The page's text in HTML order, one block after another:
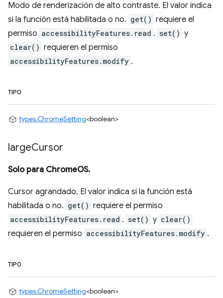
Modo de renderización de alto contraste. El valor indica
si la función está habilitada o no. get() requiere el
permiso accessibilityFeatures.read . set() y
clear() requieren el permiso
accessibilityFeatures.modify .
TIPO
types.ChromeSetting<boolean>
largeCursor
Solo para ChromeOS.
Cursor agrandado. El valor indica si la función está
habilitada o no. get() requiere el permiso
accessibilityFeatures.read . set() y clear()
requieren el permiso accessibilityFeatures.modify .
TIPO
types.ChromeSetting<boolean>